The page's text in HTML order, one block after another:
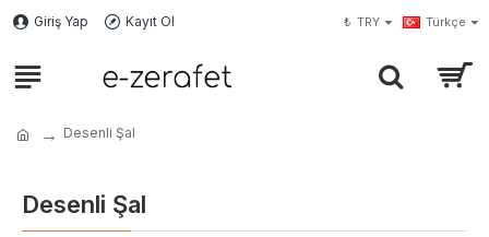
Giriş Yap Kayıt Ol ₺ TRY Türkçe
Desenli Şal
Desenli Şal